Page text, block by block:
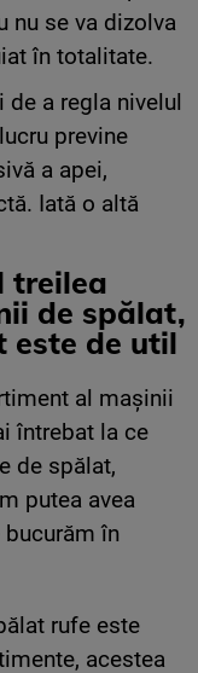
nu se va dizolva
în totalitate.
a regla nivelul
previne
a apei,
Iată o altă
treilea
de spălat,
este de util
al mașinii
întrebat la ce
de spălat,
putea avea
în
rufe este
acestea